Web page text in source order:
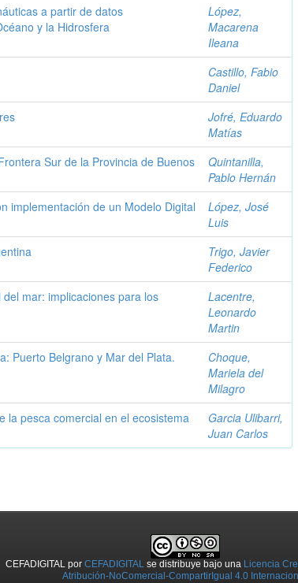
a partir de datos
y la Hidrosfera
López,
Macarena
Ileana
Castillo, Fabio
Daniel
Jofré, Eduardo
Matías
Sur de la Provincia de Buenos
Quintanilla,
Pablo Hernán
implementación de un Modelo Digital
López, José
Luis
Trigo, Javier
Federico
mar: implicaciones para los
Lacentre,
Leonardo
Martin
Puerto Belgrano y Mar del Plata.
Choque,
Mariela del
Milagro
la pesca comercial en el ecosistema
Garcia Ulibarri,
Juan Carlos
CEFADIGITAL porCEFADIGITAL se distribuye bajo una Licencia
Atribución-NoComercial-CompartirIgual 4.0